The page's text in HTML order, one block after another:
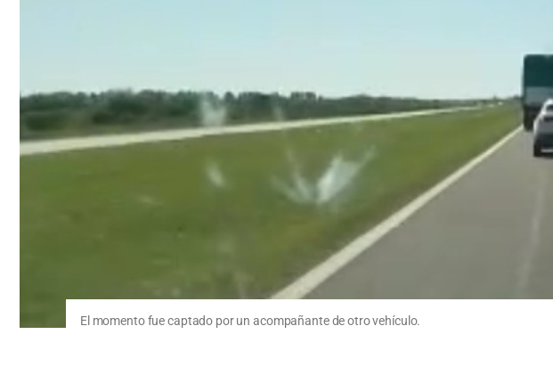
El momento fue captado por un acompañante de otro vehículo.